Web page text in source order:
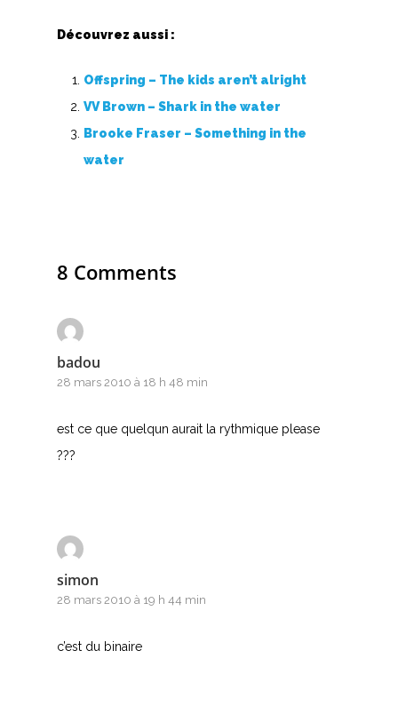
Découvrez aussi :
Offspring – The kids aren’t alright
VV Brown – Shark in the water
Brooke Fraser – Something in the
water
8 Comments
badou
28 mars 2010 à 18 h 48 min
est ce que quelqun aurait la rythmique please
???
simon
28 mars 2010 à 19 h 44 min
c’est du binaire
A
H